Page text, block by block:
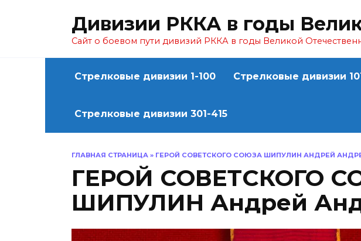
Дивизии РККА в годы
Сайт о боевом пути дивизий РККА в годы Великой
Стрелковые дивизии 1-100 Стрелковые дивизии
Стрелковые дивизии 301-415
ГЛАВНАЯ СТРАНИЦА » ГЕРОЙ СОВЕТСКОГО СОЮЗА ШИПУЛИН АНДРЕЙ
ГЕРОЙ СОВЕТСКОГО
ШИПУЛИН Андрей